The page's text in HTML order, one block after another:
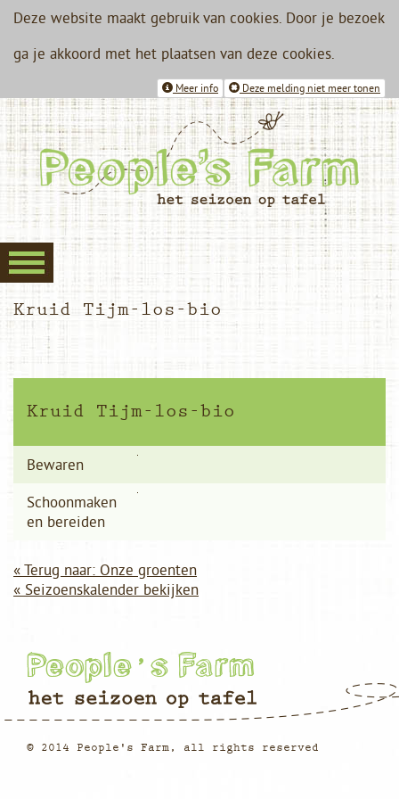
Deze website maakt gebruik van cookies. Door je bezoek
ga je akkoord met het plaatsen van deze cookies.
Deze melding niet meer tonen
Meer info
Kruid Tijm-los-bio
Kruid Tijm-los-bio
Bewaren
Schoonmaken
en bereiden
« Terug naar: Onze groenten
« Seizoenskalender bekijken
© 2014 People's Farm, all rights reserved